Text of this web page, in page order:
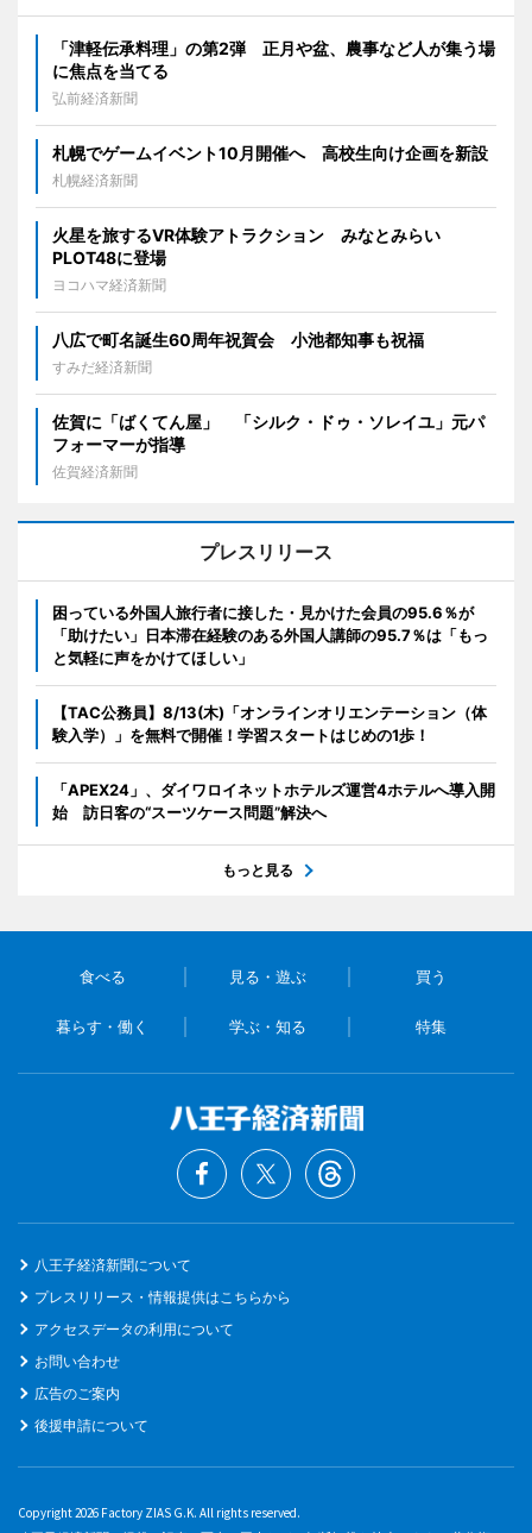
「津軽伝承料理」の第2弾 正月や盆、農事など人が集う場
に焦点を当てる
弘前経済新聞
札幌でゲームイベント10月開催へ 高校生向け企画を新設
札幌経済新聞
火星を旅するVR体験アトラクション みなとみらい
PLOT48に登場
ヨコハマ経済新聞
八広で町名誕生60周年祝賀会 小池都知事も祝福
すみだ経済新聞
佐賀に「ばくてん屋」 「シルク・ドゥ・ソレイユ」元パ
フォーマーが指導
佐賀経済新聞
プレスリリース
困っている外国人旅行者に接した・見かけた会員の95.6％が
「助けたい」日本滞在経験のある外国人講師の95.7％は「もっ
と気軽に声をかけてほしい」
【TAC公務員】8/13(木)「オンラインオリエンテーション（体
験入学）」を無料で開催！学習スタートはじめの1歩！
「APEX24」、ダイワロイネットホテルズ運営4ホテルへ導入開
始 訪日客の“スーツケース問題”解決へ
もっと見る
食べる 見る・遊ぶ 買う
暮らす・働く 学ぶ・知る 特集
八王子経済新聞について
プレスリリース・情報提供はこちらから
アクセスデータの利用について
お問い合わせ
広告のご案内
後援申請について
Copyright 2026 Factory ZIAS G.K. All rights reserved.